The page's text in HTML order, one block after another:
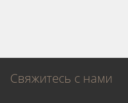
Свяжитесь с нами